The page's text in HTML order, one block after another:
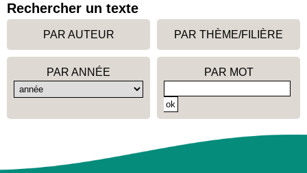
Rechercher un texte
PAR AUTEUR PAR THÈME/FILIÈRE
PAR ANNÉE PAR MOT